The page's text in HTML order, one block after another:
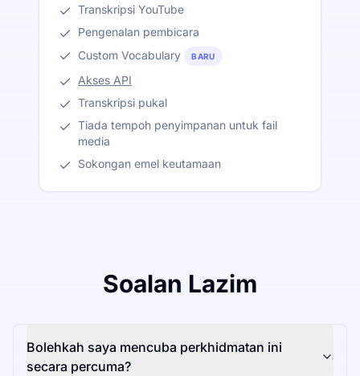
Transkripsi YouTube
Pengenalan pembicara
Custom Vocabulary
BARU
Akses API
Transkripsi pukal
Tiada tempoh penyimpanan untuk fail
media
Sokongan emel keutamaan
Soalan Lazim
Bolehkah saya mencuba perkhidmatan ini
secara percuma?